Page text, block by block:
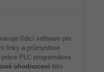
řídicí software pro
linky a průmyslové
PLC programátora
ohodnocení této